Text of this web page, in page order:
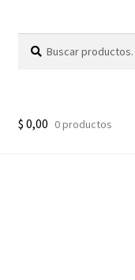
por:
$ 0,00 0 productos